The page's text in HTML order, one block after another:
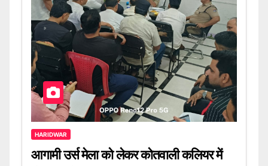
HARIDWAR
आगामी उर्स मेला को लेकर कोतवाली कलियर में